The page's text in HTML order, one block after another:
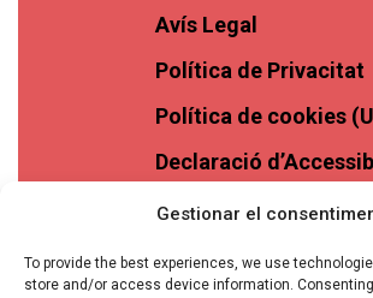
Gestionar el
To provide the best experiences, we use
store and/or access device information.
Avís Legal
Política de Privacitat
Política de cookies
Declaració